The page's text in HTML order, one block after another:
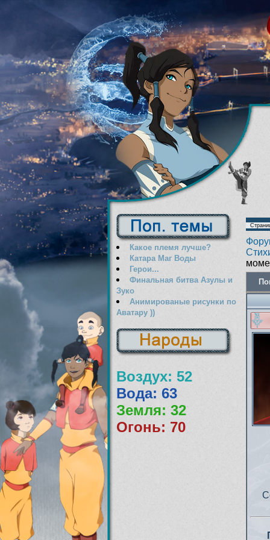
Какое племя лучше?
Катара Маг Воды
Герои...
Финальная битва Азулы и
Зуко
Анимированые рисунки по
Аватару ))
Воздух: 52
Вода: 63
Земля: 32
Огонь: 70